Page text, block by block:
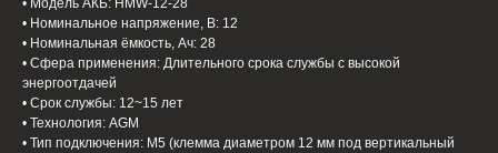
• Модель АКБ: HMW-12-28
• Номинальное напряжение, В: 12
• Номинальная ёмкость, Ач: 28
• Сфера применения: Длительного срока службы с высокой
энергоотдачей
• Срок службы: 12~15 лет
• Технология: AGM
• Тип подключения: M5 (клемма диаметром 12 мм под вертикальный